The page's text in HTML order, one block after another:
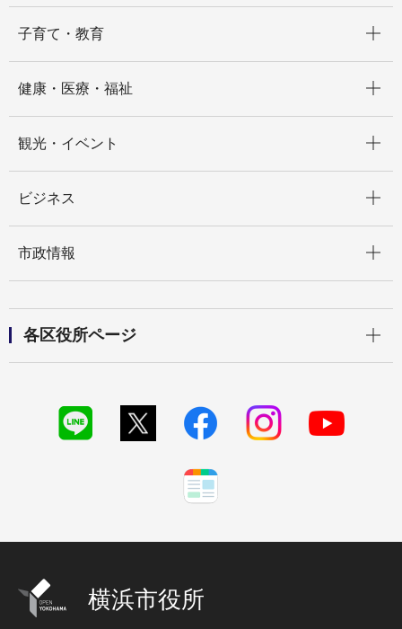
子育て・教育
健康・医療・福祉
観光・イベント
ビジネス
市政情報
各区役所ページ
横浜市役所